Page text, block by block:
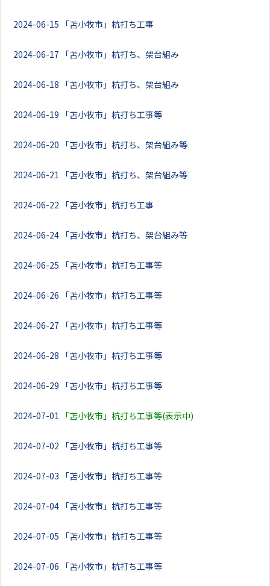
2024-06-15 「苫小牧市」杭打ち工事
2024-06-17 「苫小牧市」杭打ち、架台組み
2024-06-18 「苫小牧市」杭打ち、架台組み
2024-06-19 「苫小牧市」杭打ち工事等
2024-06-20 「苫小牧市」杭打ち、架台組み等
2024-06-21 「苫小牧市」杭打ち、架台組み等
2024-06-22 「苫小牧市」杭打ち工事
2024-06-24 「苫小牧市」杭打ち、架台組み等
2024-06-25 「苫小牧市」杭打ち工事等
2024-06-26 「苫小牧市」杭打ち工事等
2024-06-27 「苫小牧市」杭打ち工事等
2024-06-28 「苫小牧市」杭打ち工事等
2024-06-29 「苫小牧市」杭打ち工事等
2024-07-01 「苫小牧市」杭打ち工事等(表示中)
2024-07-02 「苫小牧市」杭打ち工事等
2024-07-03 「苫小牧市」杭打ち工事等
2024-07-04 「苫小牧市」杭打ち工事等
2024-07-05 「苫小牧市」杭打ち工事等
2024-07-06 「苫小牧市」杭打ち工事等